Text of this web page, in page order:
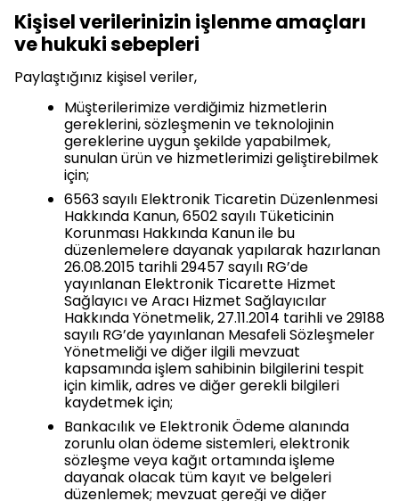
Kişisel verilerinizin işlenme amaçları
ve hukuki sebepleri
Paylaştığınız kişisel veriler,
Müşterilerimize verdiğimiz hizmetlerin
gereklerini, sözleşmenin ve teknolojinin
gereklerine uygun şekilde yapabilmek,
sunulan ürün ve hizmetlerimizi geliştirebilmek
için;
6563 sayılı Elektronik Ticaretin Düzenlenmesi
Hakkında Kanun, 6502 sayılı Tüketicinin
Korunması Hakkında Kanun ile bu
düzenlemelere dayanak yapılarak hazırlanan
26.08.2015 tarihli 29457 sayılı RG’de
yayınlanan Elektronik Ticarette Hizmet
Sağlayıcı ve Aracı Hizmet Sağlayıcılar
Hakkında Yönetmelik, 27.11.2014 tarihli ve 29188
sayılı RG’de yayınlanan Mesafeli Sözleşmeler
Yönetmeliği ve diğer ilgili mevzuat
kapsamında işlem sahibinin bilgilerini tespit
için kimlik, adres ve diğer gerekli bilgileri
kaydetmek için;
Bankacılık ve Elektronik Ödeme alanında
zorunlu olan ödeme sistemleri, elektronik
sözleşme veya kağıt ortamında işleme
dayanak olacak tüm kayıt ve belgeleri
düzenlemek; mevzuat gereği ve diğer